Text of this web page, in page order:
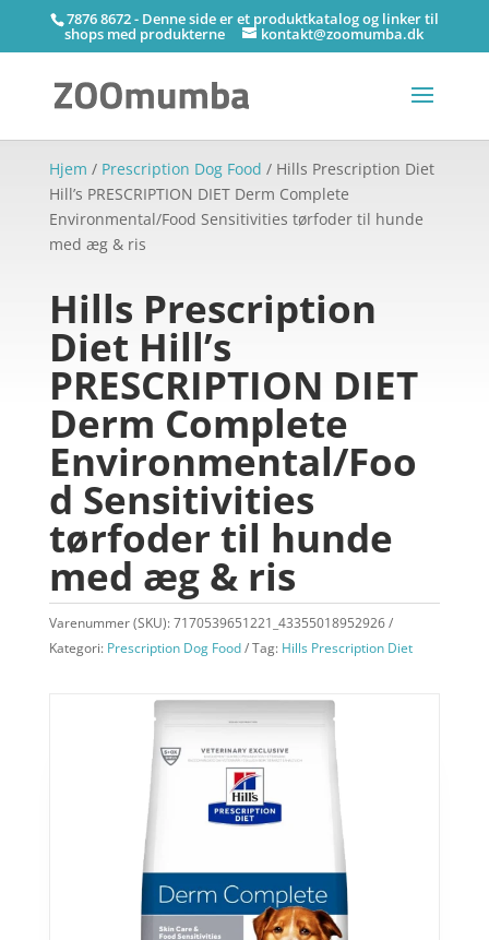
7876 8672 - Denne side er et produktkatalog og linker til
shops med produkterne kontakt@zoomumba.dk
Hjem / Prescription Dog Food / Hills Prescription Diet
Hill’s PRESCRIPTION DIET Derm Complete
Environmental/Food Sensitivities tørfoder til hunde
med æg & ris
Hills Prescription
Diet Hill’s
PRESCRIPTION DIET
Derm Complete
Environmental/Foo
d Sensitivities
tørfoder til hunde
med æg & ris
Varenummer (SKU):7170539651221_43355018952926
Kategori: Prescription Dog Food Tag: Hills Prescription Diet